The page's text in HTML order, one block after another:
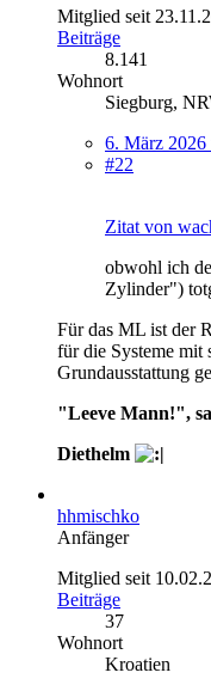
Mitglied seit
Beiträge
8.141
Wohnort
Siegburg,
6. März 2026
#22
Zitat von
obwohl ich
Zylinder")
Für das ML ist der
für die Systeme mit
Grundausstattung
"Leeve Mann!",
Diethelm
hhmischko
Anfänger
Mitglied seit
Beiträge
37
Wohnort
Kroatien